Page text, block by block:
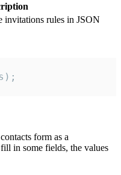
invitations rules in JSON
form as a
in some fields, the values